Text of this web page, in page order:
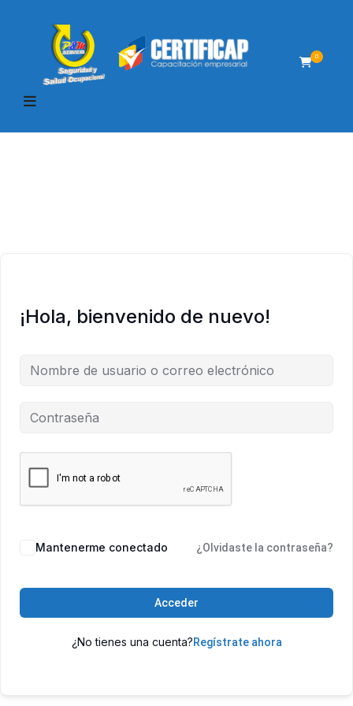
0
¡Hola, bienvenido de nuevo!
Mantenerme conectado ¿Olvidaste la contraseña?
Acceder
¿No tienes una cuenta?Regístrate ahora